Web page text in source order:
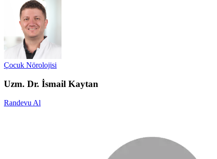
Çocuk Nörolojisi
Uzm. Dr. İsmail Kaytan
Randevu Al